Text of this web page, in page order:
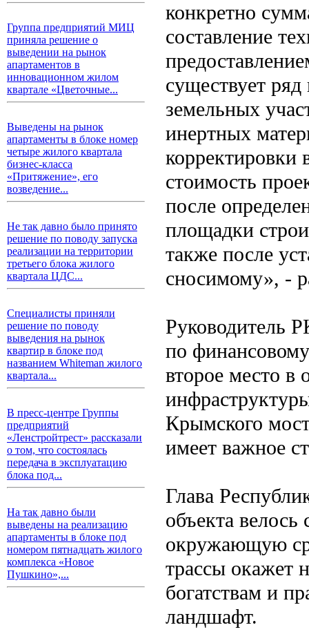
Группа предприятий МИЦ
приняла решение о
выведении на рынок
апартаментов в
инновационном жилом
квартале «Цветочные...
Выведены на рынок
апартаменты в блоке номер
четыре жилого квартала
бизнес-класса
«Притяжение», его
возведение...
Не так давно было принято
решение по поводу запуска
реализации на территории
третьего блока жилого
квартала ЦДС...
Специалисты приняли
решение по поводу
выведения на рынок
квартир в блоке под
названием Whiteman жилого
квартала...
В пресс-центре Группы
предприятий
«Ленстройтрест» рассказали
о том, что состоялась
передача в эксплуатацию
блока под...
На так давно были
выведены на реализацию
апартаменты в блоке под
номером пятнадцать жилого
комплекса «Новое
Пушкино»,...
конкретно
составление
существует
земельных
инертных
корректировки
стоимость
после
площадки
также после
сносимому», -
Руководитель
по
второе место в
Крымского
имеет важное
Глава
объекта
окружающую
трассы окажет
богатствам и
ландшафт.